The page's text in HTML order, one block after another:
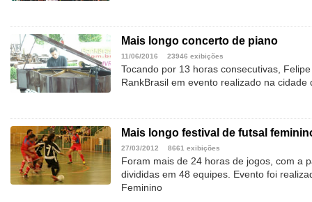
Mais longo concerto de piano
11/06/2016 23946 exibições
Tocando por 13 horas consecutivas,
RankBrasil em evento realizado na cidade
Mais longo festival de futsal
27/03/2012 8661 exibições
Foram mais de 24 horas de jogos, com a
divididas em 48 equipes. Evento foi
Feminino